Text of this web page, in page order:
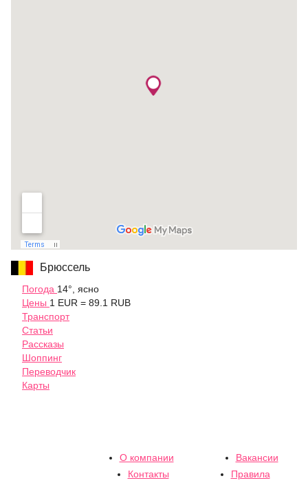
Брюссель
Погода 14°, ясно
Цены 1 EUR = 89.1 RUB
Транспорт
Статьи
Рассказы
Шоппинг
Переводчик
Карты
О компании
Вакансии
Контакты
Правила